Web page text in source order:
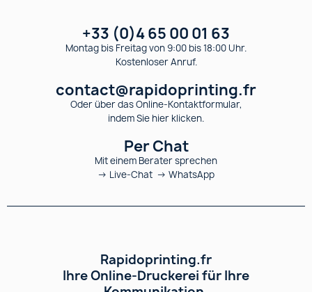
+33 (0)4 65 00 01 63
Montag bis Freitag von 9:00 bis 18:00 Uhr.
Kostenloser Anruf.
contact@rapidoprinting.fr
Oder über das Online-Kontaktformular,
indem Sie hier klicken.
Per Chat
Mit einem Berater sprechen
→ Live-Chat → WhatsApp